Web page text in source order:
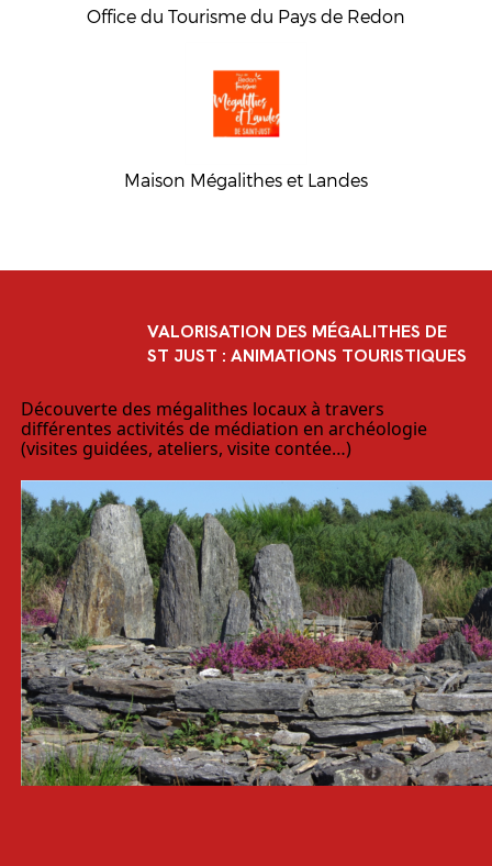
Office du Tourisme du Pays de Redon
Maison Mégalithes et Landes
VALORISATION DES MÉGALITHES DE
ST JUST : ANIMATIONS TOURISTIQUES
Découverte des mégalithes locaux à travers
différentes activités de médiation en archéologie
(visites guidées, ateliers, visite contée…)